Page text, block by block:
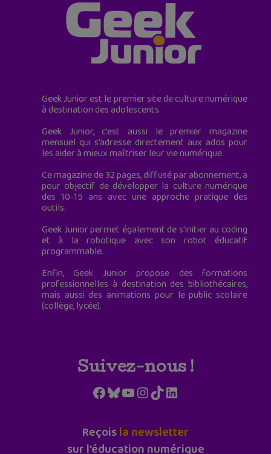
Geek Junior est le premier site de culture numérique
à destination des adolescents.
Geek Junior, c’est aussi le premier magazine
mensuel qui s’adresse directement aux ados pour
les aider à mieux maîtriser leur vie numérique.
Ce magazine de 32 pages, diffusé par abonnement, a
pour objectif de développer la culture numérique
des 10-15 ans avec une approche pratique des
outils.
Geek Junior permet également de s'initier au coding
et à la robotique avec son robot éducatif
programmable.
Enfin, Geek Junior propose des formations
professionnelles à destination des bibliothécaires,
mais aussi des animations pour le public scolaire
(collège, lycée).
Suivez-nous !
Facebook
Bluesky
YouTube
Instagram
TikTokLinkedIn
Reçoisla newsletter
sur l'éducation numérique